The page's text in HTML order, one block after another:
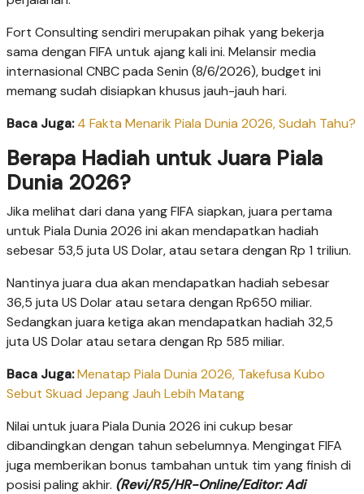
Fort Consulting sendiri merupakan pihak yang bekerja
sama dengan FIFA untuk ajang kali ini. Melansir media
internasional CNBC pada Senin (8/6/2026), budget ini
memang sudah disiapkan khusus jauh-jauh hari.
Baca Juga: 4 Fakta Menarik Piala Dunia 2026, Sudah Tahu?
Berapa Hadiah untuk Juara Piala
Dunia 2026?
Jika melihat dari dana yang FIFA siapkan, juara pertama
untuk Piala Dunia 2026 ini akan mendapatkan hadiah
sebesar 53,5 juta US Dolar, atau setara dengan Rp 1 triliun.
Nantinya juara dua akan mendapatkan hadiah sebesar
36,5 juta US Dolar atau setara dengan Rp650 miliar.
Sedangkan juara ketiga akan mendapatkan hadiah 32,5
juta US Dolar atau setara dengan Rp 585 miliar.
Baca Juga:Menatap Piala Dunia 2026, Takefusa Kubo
Sebut Skuad Jepang Jauh Lebih Matang
Nilai untuk juara Piala Dunia 2026 ini cukup besar
dibandingkan dengan tahun sebelumnya. Mengingat FIFA
juga memberikan bonus tambahan untuk tim yang finish di
posisi paling akhir. (Revi/R5/HR-Online/Editor: Adi